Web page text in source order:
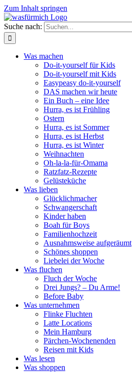
Zum Inhalt springen
Suche nach:
Was machen
Do-it-yourself für Kids
Do-it-yourself mit Kids
Easypeasy do-it-yourself
DAS machen wir heute
Ein Buch – eine Idee
Hurra, es ist Frühling
Ostern
Hurra, es ist Sommer
Hurra, es ist Herbst
Hurra, es ist Winter
Weihnachten
Oh-la-la-für-Omama
Ratzfatz-Rezepte
Gelüsteküche
Was lieben
Glücklichmacher
Schwangerschaft
Kinder haben
Boah für Boys
Familienhochzeit
Ausnahmsweise aufgeräumt
Schönes shoppen
Liebelei der Woche
Was fluchen
Fluch der Woche
Drei Jungs? – Du Arme!
Before Baby
Was unternehmen
Flinke Fluchten
Latte Locations
Mein Hamburg
Pärchen-Wochenenden
Reisen mit Kids
Was lesen
Was shoppen